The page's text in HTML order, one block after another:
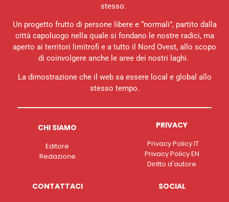
stesso.
Un progetto frutto di persone libere e “normali”, partito dalla
città capoluogo nella quale si fondano le nostre radici, ma
aperto ai territori limitrofi e a tutto il Nord Ovest, allo scopo
di coinvolgere anche le aree dei nostri laghi.
La dimostrazione che il web sa essere local e global allo
stesso tempo.
CHI SIAMO
Editore
Redazione
PRIVACY
Privacy Policy IT
Privacy Policy EN
Diritto d'autore
CONTATTACI SOCIAL